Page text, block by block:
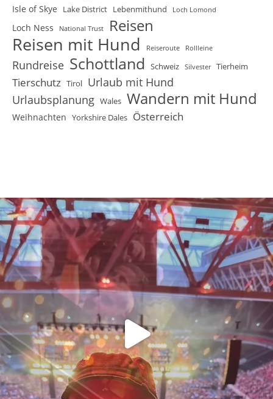
Isle of Skye Lake District Lebenmithund Loch Lomond
Loch Ness National Trust Reisen
Reisen mit Hund Reiseroute Rollleine
Rundreise Schottland Schweiz Silvester Tierheim
Tierschutz Tirol Urlaub mit Hund
Urlaubsplanung Wales Wandern mit Hund
Weihnachten Yorkshire Dales Österreich